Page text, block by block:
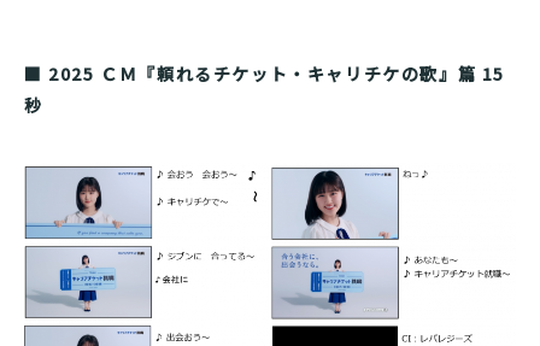
■ 2025 ＣＭ『頼れるチケット・キャリチケの歌』篇 15
秒